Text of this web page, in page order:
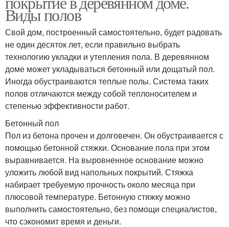
Виды полов
Свой дом, построенный самостоятельно, будет радовать
не один десяток лет, если правильно выбрать
технологию укладки и утепления пола. В деревянном
доме может укладываться бетонный или дощатый пол.
Иногда обустраиваются теплые полы. Система таких
полов отличаются между собой теплоносителем и
степенью эффективности работ.
Бетонный пол
Пол из бетона прочен и долговечен. Он обустраивается с
помощью бетонной стяжки. Основание пола при этом
выравнивается. На выровненное основание можно
уложить любой вид напольных покрытий. Стяжка
набирает требуемую прочность около месяца при
плюсовой температуре. Бетонную стяжку можно
выполнить самостоятельно, без помощи специалистов,
что сэкономит время и деньги.